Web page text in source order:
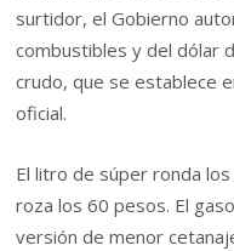
surtidor, el Gobierno
combustibles y del dólar
crudo, que se establece
oficial.
El litro de súper ronda
roza los 60 pesos. El
versión de menor